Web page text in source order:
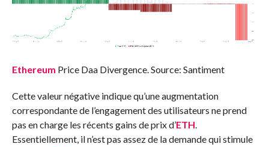
Ethereum Price Daa Divergence. Source: Santiment
Cette valeur négative indique qu’une augmentation
correspondante de l’engagement des utilisateurs ne prend
pas en charge les récents gains de prix d’ETH.
Essentiellement, il n’est pas assez de la demande qui stimule